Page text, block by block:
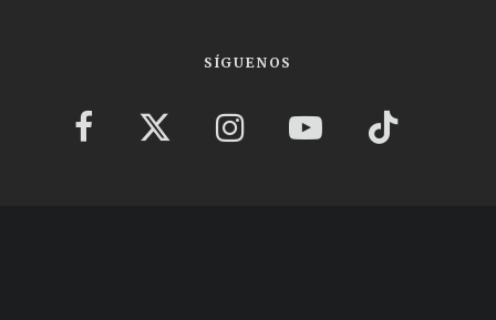
SÍGUENOS